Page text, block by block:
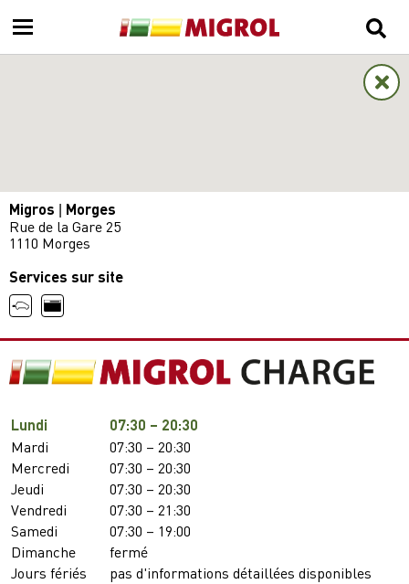
Migros | Morges
Rue de la Gare 25
1110 Morges
Services sur site
Lundi 07:30 – 20:30
Mardi
07:30 – 20:30
Mercredi
07:30 – 20:30
Jeudi
07:30 – 20:30
Vendredi
07:30 – 21:30
Samedi
07:30 – 19:00
Dimanche
fermé
Jours fériés
pas d'informations détaillées disponibles